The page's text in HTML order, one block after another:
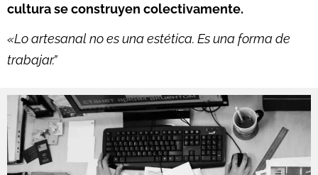
cultura se construyen colectivamente.
«Lo artesanal no es una estética. Es una forma de
trabajar.”